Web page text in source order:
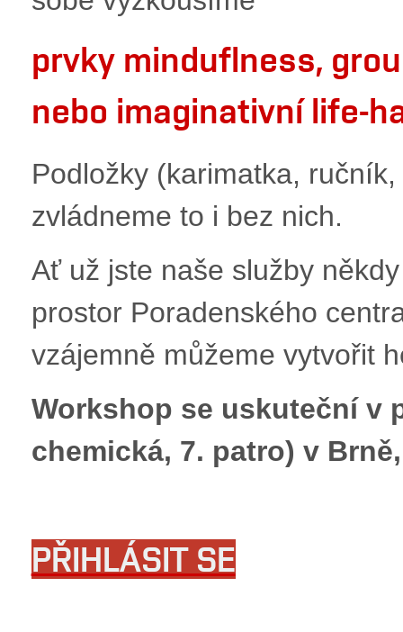
prvky minduflness,
nebo imaginativní life-
Podložky (karimatka,
zvládneme to i bez nich.
Ať už jste naše služby
prostor Poradenského
vzájemně můžeme vytvořit
Workshop se uskuteční v
chemická, 7. patro) v
PŘIHLÁSIT SE